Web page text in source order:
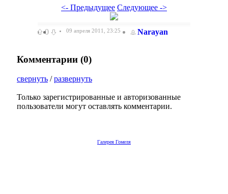
<- Предыдущее Следующее ->
0 09 апреля 2011, 23:25 Narayan
Комментарии (0)
свернуть /развернуть
Только зарегистрированные и авторизованные
пользователи могут оставлять комментарии.
Галерея Гомеля